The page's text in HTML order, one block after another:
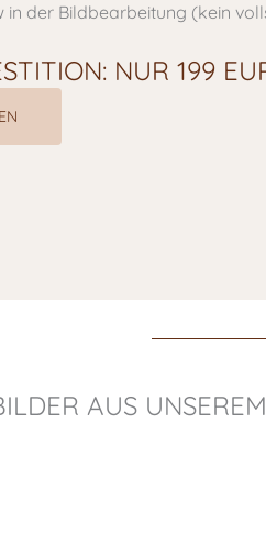
in der Bildbearbeitung (kein
NUR 199
AUS